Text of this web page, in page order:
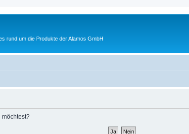
rund um die Produkte der Alamos GmbH
möchtest?